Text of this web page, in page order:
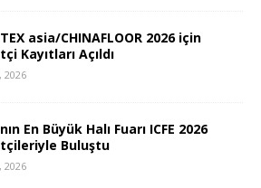
asia/CHINAFLOOR 2026 için
Kayıtları Açıldı
2026
En Büyük Halı Fuarı ICFE 2026
Buluştu
2026